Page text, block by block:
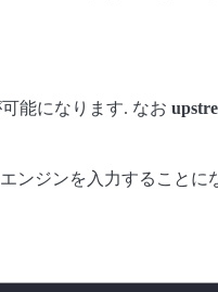
能になります. なお
ンジンを入力することに